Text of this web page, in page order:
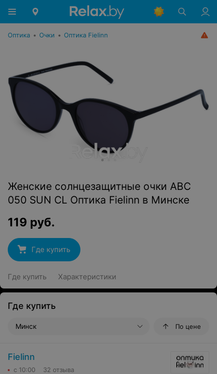
Оптика • Очки • Оптика Fielinn
Женские солнцезащитные очки ABC
050 SUN CL Оптика Fielinn в Минске
119 руб.
Где купить
Где купить Характеристики
Где купить
Минск По цене
Fielinn
с 10:00 32 отзыва